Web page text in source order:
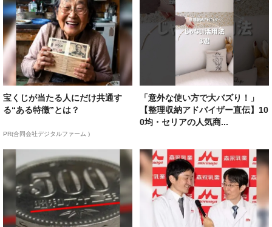
宝くじが当たる人にだけ共通す
る“ある特徴”とは？
PR(合同会社デジタルファーム )
「意外な使い方で大バズり！」
【整理収納アドバイザー直伝】10
0均・セリアの人気商...